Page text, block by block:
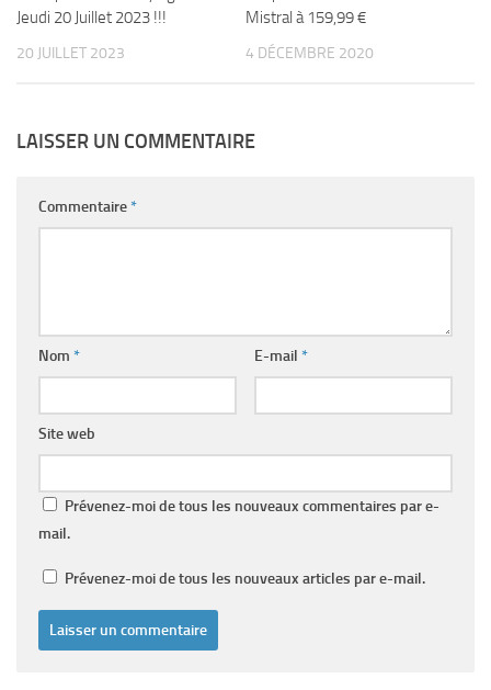
Jeudi 20 Juillet 2023 !!!
20 JUILLET 2023
Mistral à 159,99 €
4 DÉCEMBRE 2020
LAISSER UN COMMENTAIRE
Commentaire*
Nom * E-mail *
Site web
Prévenez-moi de tous les nouveaux commentaires par e-
mail.
Prévenez-moi de tous les nouveaux articles par e-mail.